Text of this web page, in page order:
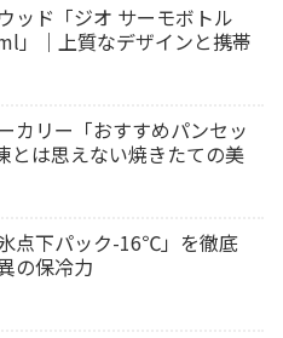
ッド「ジオ サーモボトル
」｜上質なデザインと携帯
カリー「おすすめパンセッ
とは思えない焼きたての美
点下パック-16℃」を徹底
の保冷力